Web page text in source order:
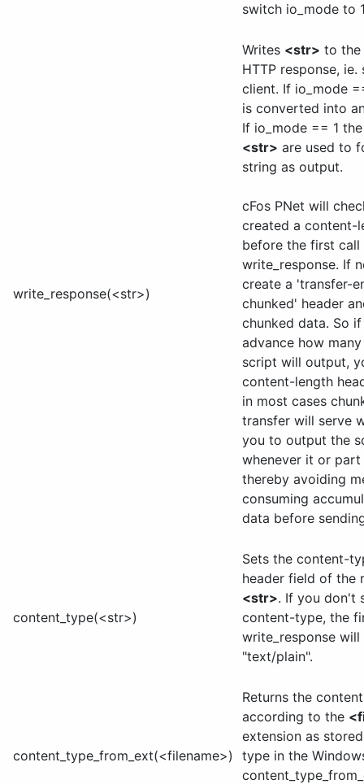
switch io_mode to
write_response(<str>)
Writes <str> to
HTTP response,
client. If io_mode
is converted into
If io_mode == 1
<str> are used to
string as output.
cFos PNet will
created a content-
before the first call
write_response. If
create a 'transfer-
chunked' header
chunked data. So
advance how
script will output,
content-length
in most cases
transfer will serve
you to output the
whenever it or
thereby avoiding
consuming
data before
content_type(<str>)
Sets the content-
header field of the
<str>. If you don't
content-type, the
write_response
"text/plain".
content_type_from_ext(<filename>)
Returns the
according to the
extension as
type in the